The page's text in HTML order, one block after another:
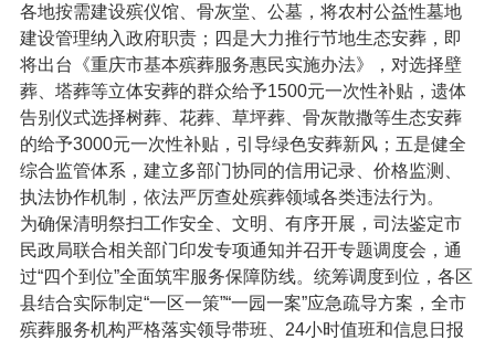
各地按需建设殡仪馆、骨灰堂、公墓，将农村公益性墓地
建设管理纳入政府职责；四是大力推行节地生态安葬，即
将出台《重庆市基本殡葬服务惠民实施办法》，对选择壁
葬、塔葬等立体安葬的群众给予1500元一次性补贴，遗体
告别仪式选择树葬、花葬、草坪葬、骨灰散撒等生态安葬
的给予3000元一次性补贴，引导绿色安葬新风；五是健全
综合监管体系，建立多部门协同的信用记录、价格监测、
执法协作机制，依法严厉查处殡葬领域各类违法行为。
为确保清明祭扫工作安全、文明、有序开展，司法鉴定市
民政局联合相关部门印发专项通知并召开专题调度会，通
过“四个到位”全面筑牢服务保障防线。统筹调度到位，各区
县结合实际制定“一区一策”“一园一案”应急疏导方案，全市
殡葬服务机构严格落实领导带班、24小时值班和信息日报